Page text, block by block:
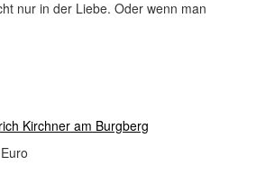
nur in der Liebe. Oder wenn man
Kirchner am Burgberg